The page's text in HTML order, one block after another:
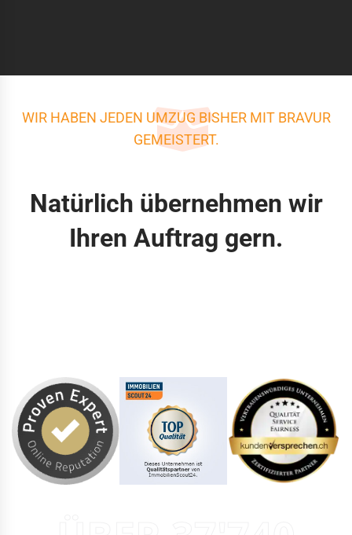
WIR HABEN JEDEN UMZUG BISHER MIT BRAVUR
GEMEISTERT.
Natürlich übernehmen wir
Ihren Auftrag gern.